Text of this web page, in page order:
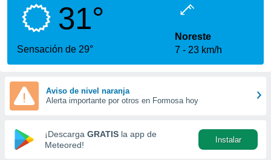
calidad.
a este
las
y
forma
digital
basada
31°
Sensación de 29°
Noreste
7
23 km/h
Aviso de nivel naranja
Alerta importante por otros en Formosa hoy
¡Descarga GRATIS la app de
Meteored!
Instalar